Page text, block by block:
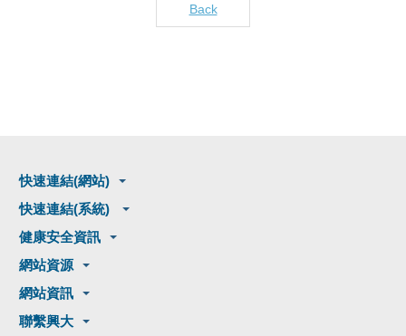
Back
快速連結(網站)
快速連結(系統)
健康安全資訊
網站資源
網站資訊
聯繫興大